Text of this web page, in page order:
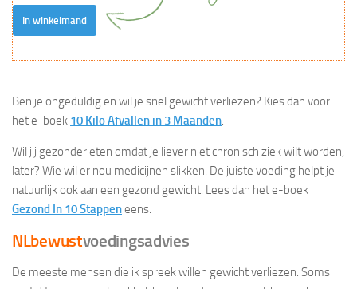
In winkelmand
Ben je ongeduldig en wil je snel gewicht verliezen? Kies dan voor
het e-boek 10 Kilo Afvallen in 3 Maanden.
Wil jij gezonder eten omdat je liever niet chronisch ziek wilt worden,
later? Wie wil er nou medicijnen slikken. De juiste voeding helpt je
natuurlijk ook aan een gezond gewicht. Lees dan het e-boek
Gezond In 10 Stappeneens.
NLbewustvoedingsadvies
De meeste mensen die ik spreek willen gewicht verliezen. Soms